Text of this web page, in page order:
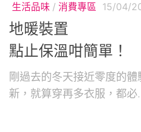
生活品味 / 消費專區 15/04/
地暖裝置
點止保溫咁簡單！
剛過去的冬天接近零度的
新，就算穿再多衣服，都必